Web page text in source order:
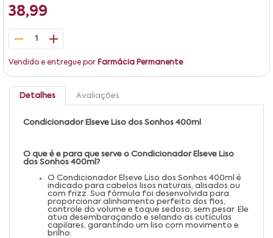
38,99
1
Vendido e entregue por Farmácia Permanente
Detalhes Avaliações
Condicionador Elseve Liso dos Sonhos 400ml
O que é e para que serve o Condicionador Elseve Liso
dos Sonhos 400ml?
O Condicionador Elseve Liso dos Sonhos 400ml é
indicado para cabelos lisos naturais, alisados ou
com frizz. Sua fórmula foi desenvolvida para
proporcionar alinhamento perfeito dos fios,
controle do volume e toque sedoso, sem pesar. Ele
atua desembaraçando e selando as cutículas
capilares, garantindo um liso com movimento e
brilho.